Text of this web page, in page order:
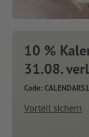
10 %
31.08.
Code:
Vorteil sichern